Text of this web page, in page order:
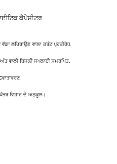
ਕੈਪੇਸੀਟਰ
ਲਹਿਰਾਉਣ ਵਾਲਾ ਕਰੰਟ ਪ੍ਰਤੀਰੋਧ,
ਵਾਲੀ ਬਿਜਲੀ ਸਪਲਾਈ ਸਮਰਪਿਤ,
ਵਾਤਾਵਰਣ,
ਵਿਹਾਰ ਦੇ ਅਨੁਕੂਲ।